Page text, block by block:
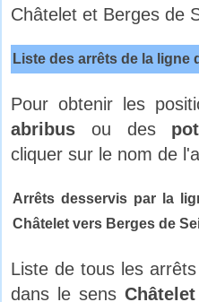
Châtelet et Berges de
Liste des arrêts de la ligne
Pour obtenir les
abribus ou des
cliquer sur le nom de
Arrêts desservis par la
Châtelet vers Berges de
Liste de tous les
dans le sensChâtelet